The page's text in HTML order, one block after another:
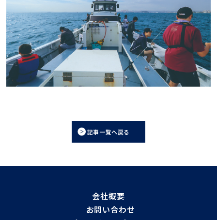
記事一覧へ戻る
会社概要
お問い合わせ